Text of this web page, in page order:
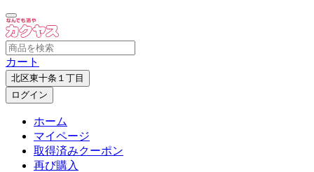
カート
北区東十条１丁目
ログイン
ホーム
マイページ
取得済みクーポン
再び購入